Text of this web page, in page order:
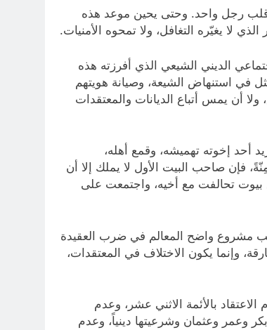
قلب رجل واحد. وحتى يحين موعد هذه
لا يغيّره التغافل، ولا تمحوه الأمنيات.
الديني الشيعي الذي أفرزته هذه
في استنهاض الشيعة، وصيانة هويتهم
أن يمس أتباع الديانات والمعتقدات
أحد إخوته تهميشه، وقمع أهله،
فإن صاحب البيت الأول لا يملك إلا أن
بيوت تحالفت مع أخيه، واجتمعت على
مشروع واضح المعالم في ضرب العقيدة
وإنما يكون الاختلاف في المعتقدات،
بالأئمة الاثني عشر، وعدم
وعمر وعثمان وشرعيتها دينياً، وعدم